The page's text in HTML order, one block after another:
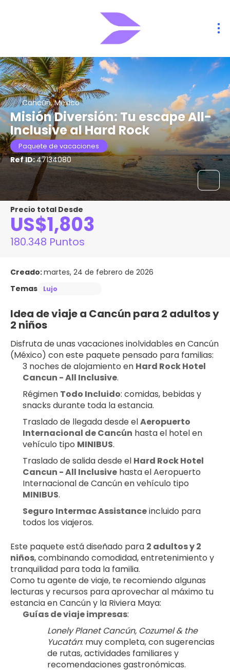
Cancún, México
Misión Diversión: Tu escape All-
Inclusive al Hard Rock
Paquete de vacaciones
Ref ID:47134080
Precio total Desde
US$1,803
180.348 Puntos
Creado:martes, 24 de febrero de 2026
Temas
Lujo
Idea de viaje a Cancún para 2 adultos y
2 niños
Disfruta de unas vacaciones inolvidables en Cancún
(México) con este paquete pensado para familias:
3 noches de alojamiento en Hard Rock Hotel
Cancun - All Inclusive.
Régimen Todo Incluido: comidas, bebidas y
snacks durante toda la estancia.
Traslado de llegada desde el Aeropuerto
Internacional de Cancún hasta el hotel en
vehículo tipo MINIBUS.
Traslado de salida desde el Hard Rock Hotel
Cancun - All Inclusive hasta el Aeropuerto
MINIBUS.
Seguro Intermac Assistance incluido para
todos los viajeros.
Este paquete está diseñado para 2 adultos y 2
niños, combinando comodidad, entretenimiento y
tranquilidad para toda la familia.
Como tu agente de viaje, te recomiendo algunas
lecturas y recursos para aprovechar al máximo tu
estancia en Cancún y la Riviera Maya:
Guías de viaje impresas:
Lonely Planet Cancún, Cozumel & the
Yucatán: muy completa, con sugerencias
de rutas, actividades familiares y
recomendaciones gastronómicas.